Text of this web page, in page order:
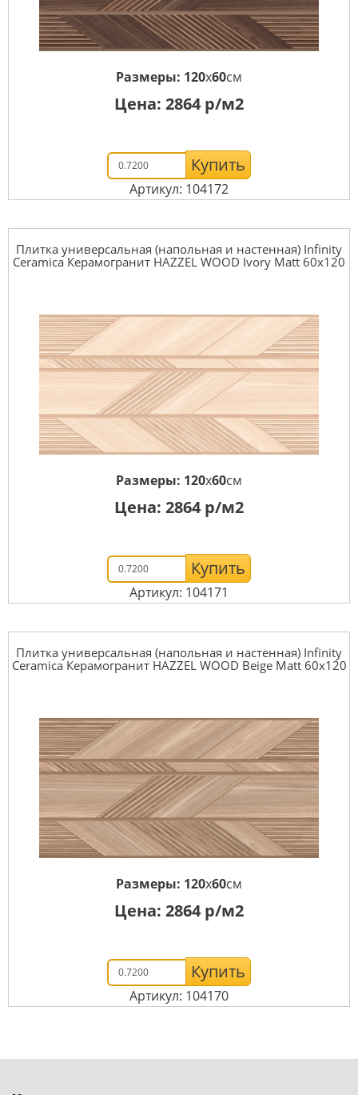
Размеры: 120x60см
Цена: 2864 р/м2
Купить
Артикул: 104172
Плитка универсальная (напольная и настенная) Infinity
Ceramica Керамогранит HAZZEL WOOD Ivory Matt 60x120
Размеры: 120x60см
Цена: 2864 р/м2
Купить
Артикул: 104171
Плитка универсальная (напольная и настенная) Infinity
Ceramica Керамогранит HAZZEL WOOD Beige Matt 60x120
Размеры: 120x60см
Цена: 2864 р/м2
Купить
Артикул: 104170